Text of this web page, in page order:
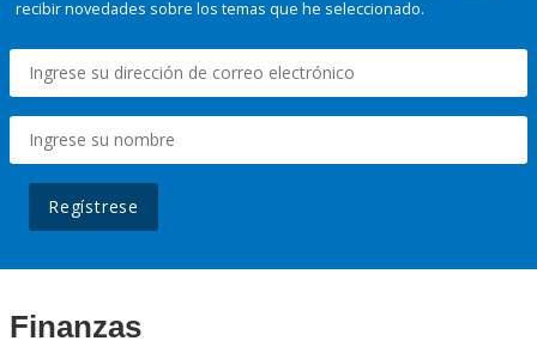
recibir novedades sobre los temas que he seleccionado.
Regístrese
Finanzas